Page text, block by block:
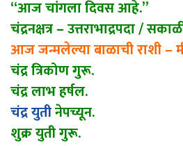
“आज चांगला दिवस आहे.”
चंद्रनक्षत्र – उत्तराभाद्रपदा /
आज जन्मलेल्या बाळाची राशी –
चंद्र त्रिकोण गुरू.
चंद्र लाभ हर्षल.
चंद्र युतीनेपच्यून.
शुक्र युती गुरू.